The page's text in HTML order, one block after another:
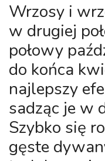
Wrzosy i
w drugiej
połowy
do końca
najlepszy
sadząc je w
Szybko się
gęste